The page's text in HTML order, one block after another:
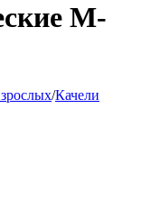
M-
/Качели